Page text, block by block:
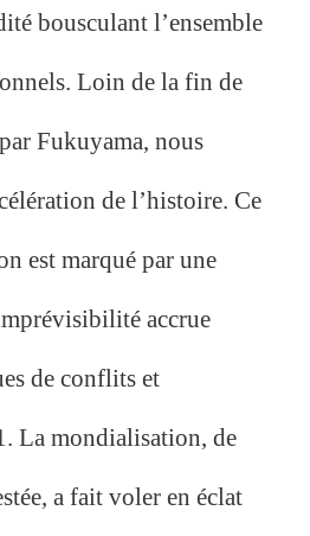
bousculant l’ensemble
Loin de la fin de
Fukuyama, nous
de l’histoire. Ce
est marqué par une
accrue
de conflits et
La mondialisation, de
a fait voler en éclat